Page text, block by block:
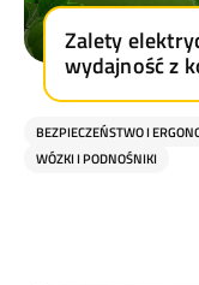
Zalety
wydajność z
BEZPIECZEŃSTWO I
WÓZKI I PODNOŚNIKI